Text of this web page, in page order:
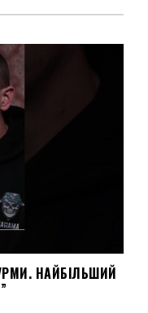
НАЙБІЛЬШИЙ